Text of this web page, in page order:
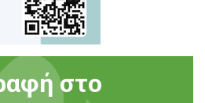
στο